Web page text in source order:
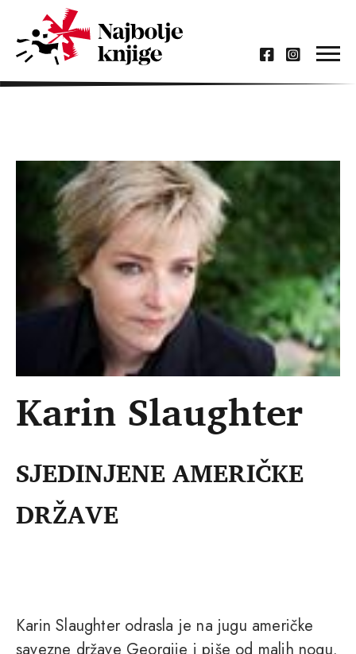
Karin Slaughter
SJEDINJENE AMERIČKE
DRŽAVE
Karin Slaughter odrasla je na jugu američke
savezne države Georgije i piše od malih nogu.